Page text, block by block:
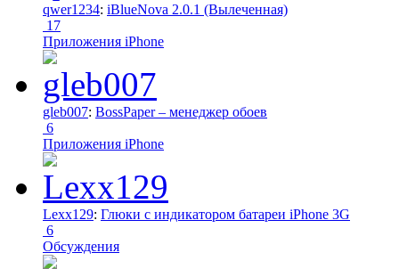
qwer1234: iBlueNova 2.0.1 (Вылеченная)
17
Приложения iPhone
gleb007: BossPaper – менеджер обоев
6
Приложения iPhone
Lexx129: Глюки с индикатором батареи iPhone 3G
6
Обсуждения